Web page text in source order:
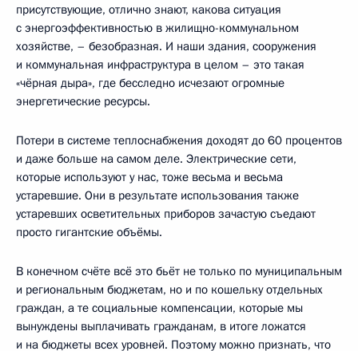
присутствующие, отлично знают, какова ситуация
с энергоэффективностью в жилищно-коммунальном
хозяйстве, – безобразная. И наши здания, сооружения
и коммунальная инфраструктура в целом – это такая
«чёрная дыра», где бесследно исчезают огромные
энергетические ресурсы.
Потери в системе теплоснабжения доходят до 60 процентов
и даже больше на самом деле. Электрические сети,
которые используют у нас, тоже весьма и весьма
устаревшие. Они в результате использования также
устаревших осветительных приборов зачастую съедают
просто гигантские объёмы.
В конечном счёте всё это бьёт не только по муниципальным
и региональным бюджетам, но и по кошельку отдельных
граждан, а те социальные компенсации, которые мы
вынуждены выплачивать гражданам, в итоге ложатся
и на бюджеты всех уровней. Поэтому можно признать, что